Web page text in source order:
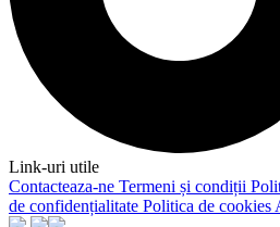
Link-uri utile
Contacteaza-ne Termeni și condiții
de confidențialitate Politica de cookies